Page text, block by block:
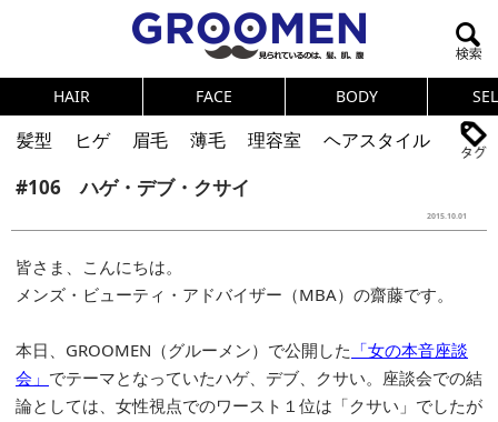
HAIR FACE BODY
髪型 ヒゲ 眉毛 薄毛 理容室
ヘアスタイル
ヘアカタログ
体臭 ニオイ
メンズコスメ
NEWS PICK UP 筋肉
女の本音
テストステロン
海外セレブ 眉毛
メタボ
トレーニング
好印象な男
頭皮ケア
#106 ハゲ・デブ・クサイ
2015.10.01
皆さま、こんにちは。
メンズ・ビューティ・アドバイザー（MBA）の齋藤です。
本日、GROOMEN（グルーメン）で公開した 「女の本音座談
会」 でテーマとなっていたハゲ、デブ、クサい。座談会での結
論としては、女性視点でのワースト１位は「クサい」でしたが